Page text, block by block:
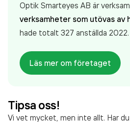
Optik Smarteyes AB är
verksamheter som utövas av
hade totalt 327 anställda
jobbade 293 personer på
aktiebolag som varit aktivt
senaste räkenskapsåret (2022).
Läs mer om företaget
Tipsa oss!
Vi vet mycket, men inte allt. Har